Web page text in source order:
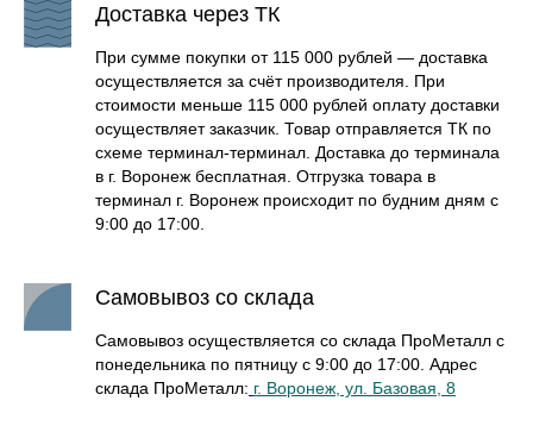
Доставка через ТК
При сумме покупки от 115 000 рублей — доставка
осуществляется за счёт производителя. При
стоимости меньше 115 000 рублей оплату доставки
осуществляет заказчик. Товар отправляется ТК по
схеме терминал-терминал. Доставка до терминала
в г. Воронеж бесплатная. Отгрузка товара в
терминал г. Воронеж происходит по будним дням с
9:00 до 17:00.
Самовывоз со склада
Самовывоз осуществляется со склада ПроМеталл с
понедельника по пятницу с 9:00 до 17:00. Адрес
склада ПроМеталл: г. Воронеж, ул. Базовая, 8